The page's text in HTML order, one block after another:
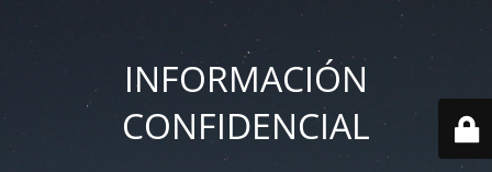
INFORMACIÓN
CONFIDENCIAL